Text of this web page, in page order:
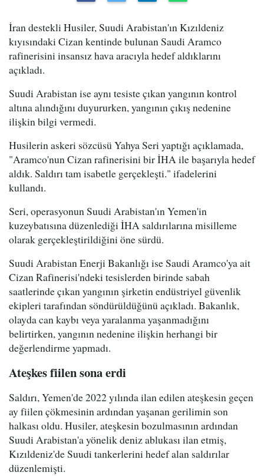
İran destekli Husiler, Suudi Arabistan'ın Kızıldeniz
kıyısındaki Cizan kentinde bulunan Saudi Aramco
rafinerisini insansız hava aracıyla hedef aldıklarını
açıkladı.
Suudi Arabistan ise aynı tesiste çıkan yangının kontrol
altına alındığını duyururken, yangının çıkış nedenine
ilişkin bilgi vermedi.
Husilerin askeri sözcüsü Yahya Seri yaptığı açıklamada,
"Aramco'nun Cizan rafinerisini bir İHA ile başarıyla hedef
aldık. Saldırı tam isabetle gerçekleşti." ifadelerini
kullandı.
Seri, operasyonun Suudi Arabistan'ın Yemen'in
kuzeybatısına düzenlediği İHA saldırılarına misilleme
olarak gerçekleştirildiğini öne sürdü.
Suudi Arabistan Enerji Bakanlığı ise Saudi Aramco'ya ait
Cizan Rafinerisi'ndeki tesislerden birinde sabah
saatlerinde çıkan yangının şirketin endüstriyel güvenlik
ekipleri tarafından söndürüldüğünü açıkladı. Bakanlık,
olayda can kaybı veya yaralanma yaşanmadığını
belirtirken, yangının nedenine ilişkin herhangi bir
değerlendirme yapmadı.
Ateşkes fiilen sona erdi
Saldırı, Yemen'de 2022 yılında ilan edilen ateşkesin geçen
ay fiilen çökmesinin ardından yaşanan gerilimin son
halkası oldu. Husiler, ateşkesin bozulmasının ardından
Suudi Arabistan'a yönelik deniz ablukası ilan etmiş,
Kızıldeniz'de Suudi tankerlerini hedef alan saldırılar
düzenlemişti.